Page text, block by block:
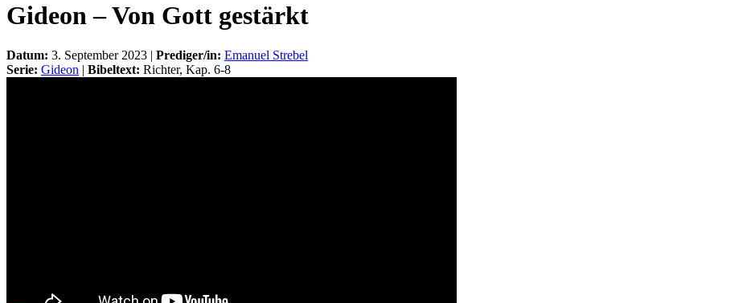
Gideon – Von Gott gestärkt
Datum: 3. September 2023 | Prediger/in: Emanuel Strebel
Serie: Gideon | Bibeltext: Richter, Kap. 6-8